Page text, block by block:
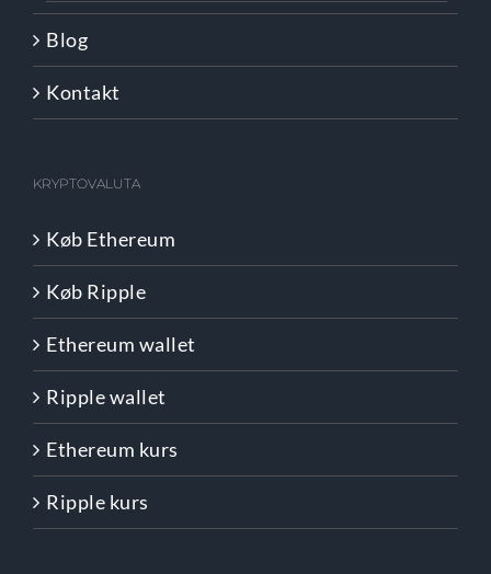
Blog
Kontakt
KRYPTOVALUTA
Køb Ethereum
Køb Ripple
Ethereum wallet
Ripple wallet
Ethereum kurs
Ripple kurs